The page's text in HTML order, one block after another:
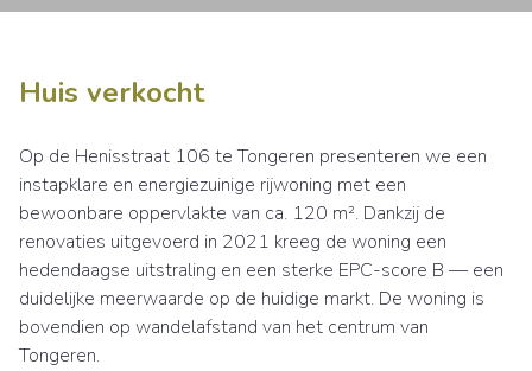
Huis verkocht
Op de Henisstraat 106 te Tongeren presenteren we een
instapklare en energiezuinige rijwoning met een
bewoonbare oppervlakte van ca. 120 m². Dankzij de
renovaties uitgevoerd in 2021 kreeg de woning een
hedendaagse uitstraling en een sterke EPC-score B — een
duidelijke meerwaarde op de huidige markt. De woning is
bovendien op wandelafstand van het centrum van
Tongeren.